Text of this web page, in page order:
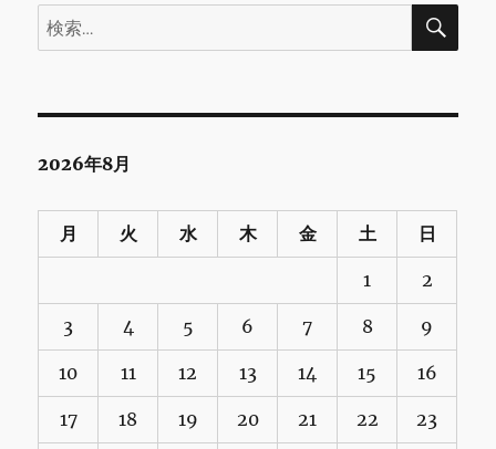
検
索:
検
2026年8月
月 火 水 木 金 土 日
1 2
3 4 5 6 7 8 9
10 11 12 13 14 15 16
17 18 19 20 21 22 23